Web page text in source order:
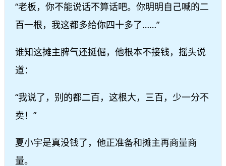
“老板，你不能说话不算话吧。你明明自己喊的二
百一根，我这都多给你四十多了……”
谁知这摊主脾气还挺倔，他根本不接钱，摇头说
道：
“我说了，别的都二百，这根大，三百，少一分不
卖！”
夏小宇是真没钱了，他正准备和摊主再商量商
量。